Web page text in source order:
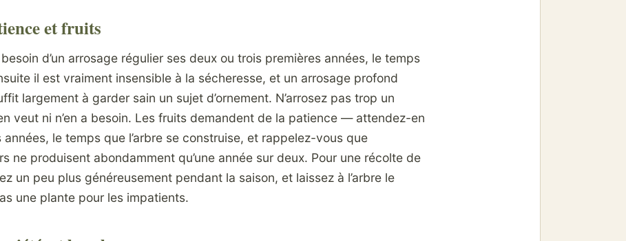
et fruits
d’un arrosage régulier ses deux ou trois premières années, le temps
il est vraiment insensible à la sécheresse, et un arrosage profond
largement à garder sain un sujet d’ornement. N’arrosez pas trop un
veut ni n’en a besoin. Les fruits demandent de la patience — attendez-en
années, le temps que l’arbre se construise, et rappelez-vous que
ne produisent abondamment qu’une année sur deux. Pour une récolte de
un peu plus généreusement pendant la saison, et laissez à l’arbre le
une plante pour les impatients.